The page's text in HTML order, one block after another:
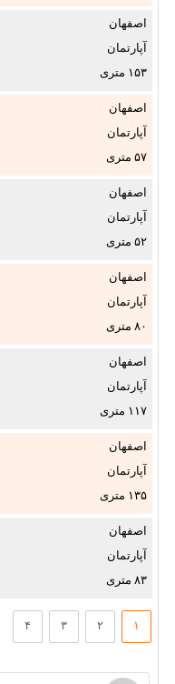
اصفهان
آپارتمان
۱۵۳
اصفهان
آپارتمان
۵۷
اصفهان
آپارتمان
۵۲
اصفهان
آپارتمان
۸۰
اصفهان
آپارتمان
۱۱۷
اصفهان
آپارتمان
۱۳۵
اصفهان
آپارتمان
۸۳
۱
۲ ۳ ۴